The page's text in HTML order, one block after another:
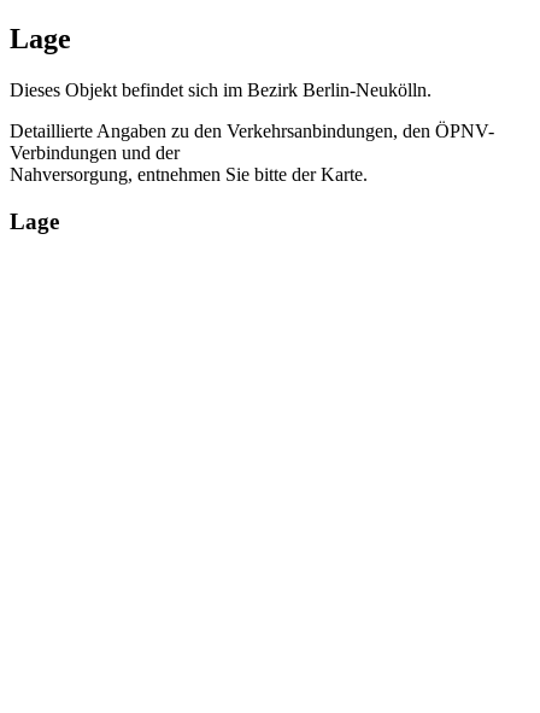
Lage
Dieses Objekt befindet sich im Bezirk Berlin-Neukölln.
Detaillierte Angaben zu den Verkehrsanbindungen, den ÖPNV-
Verbindungen und der
Nahversorgung, entnehmen Sie bitte der Karte.
Lage